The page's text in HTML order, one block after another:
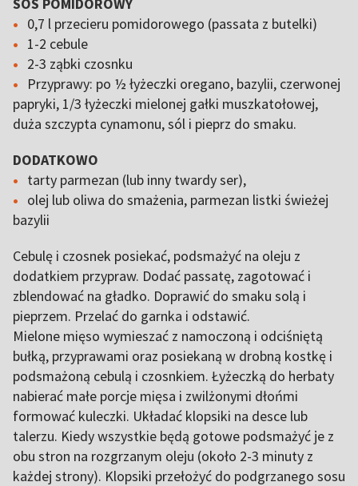
0,7 l przecieru pomidorowego (passata z butelki)
1-2 cebule
2-3 ząbki czosnku
Przyprawy: po ½ łyżeczki oregano, bazylii, czerwonej
papryki, 1/3 łyżeczki mielonej gałki muszkatołowej,
duża szczypta cynamonu, sól i pieprz do smaku.
DODATKOWO
tarty parmezan (lub inny twardy ser),
olej lub oliwa do smażenia, parmezan listki świeżej
bazylii
Cebulę i czosnek posiekać, podsmażyć na oleju z
dodatkiem przypraw. Dodać passatę, zagotować i
zblendować na gładko. Doprawić do smaku solą i
pieprzem. Przelać do garnka i odstawić.
Mielone mięso wymieszać z namoczoną i odciśniętą
bułką, przyprawami oraz posiekaną w drobną kostkę i
podsmażoną cebulą i czosnkiem. Łyżeczką do herbaty
nabierać małe porcje mięsa i zwilżonymi dłońmi
formować kuleczki. Układać klopsiki na desce lub
talerzu. Kiedy wszystkie będą gotowe podsmażyć je z
obu stron na rozgrzanym oleju (około 2-3 minuty z
każdej strony). Klopsiki przełożyć do podgrzanego sosu